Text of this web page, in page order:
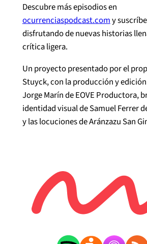
Descubre más episodios en
⁠⁠ocurrenciaspodcast.comy
disfrutando de nuevas historias
crítica ligera.
Un proyecto presentado por el
Stuyck, con la producción y
Jorge Marín de EOVE Productora,
identidad visual de Samuel Ferrer
y las locuciones de Aránzazu San